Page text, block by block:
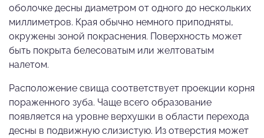
оболочке десны диаметром от одного до нескольких
миллиметров. Края обычно немного приподняты,
окружены зоной покраснения. Поверхность может
быть покрыта белесоватым или желтоватым
налетом.
Расположение свища соответствует проекции корня
пораженного зуба. Чаще всего образование
появляется на уровне верхушки в области перехода
десны в подвижную слизистую. Из отверстия может